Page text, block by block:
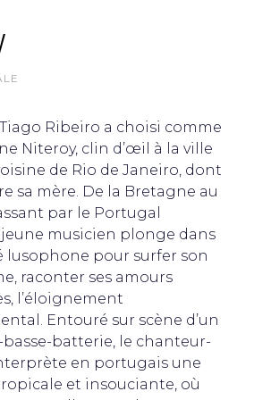
Ribeiro a choisi comme
Niteroy, clin d’œil à la ville
de Rio de Janeiro, dont
sa mère. De la Bretagne au
par le Portugal
musicien plonge dans
lusophone pour surfer son
raconter ses amours
l’éloignement
Entouré sur scène d’un
batterie, le chanteur-
en portugais une
et insouciante, où